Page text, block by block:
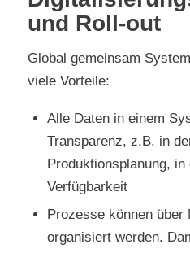
und Roll-out
Global gemeinsam
viele Vorteile:
Alle Daten in einem
Transparenz, z.B. in
Produktionsplanung, in
Verfügbarkeit
Prozesse können über
organisiert werden.